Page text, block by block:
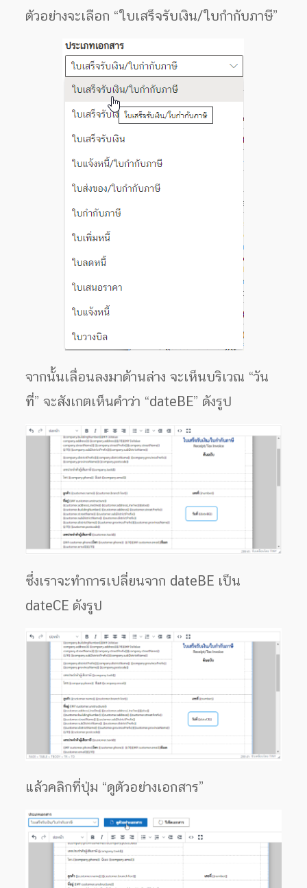
ตัวอย่างจะเลือก “ใบเสร็จรับเงิน/ใบกำกับภาษี”
จากนั้นเลื่อนลงมาด้านล่าง จะเห็นบริเวณ “วัน
ที่” จะสังเกตเห็นคำว่า “dateBE” ดังรูป
ซึ่งเราจะทำการเปลี่ยนจาก dateBE เป็น
dateCE ดังรูป
แล้วคลิกที่ปุ่ม “ดูตัวอย่างเอกสาร”